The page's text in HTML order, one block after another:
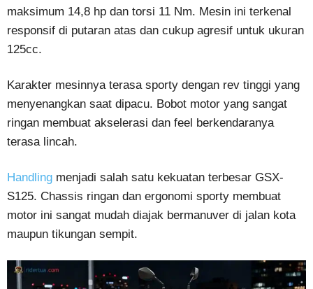
maksimum 14,8 hp dan torsi 11 Nm. Mesin ini terkenal
responsif di putaran atas dan cukup agresif untuk ukuran
125cc.
Karakter mesinnya terasa sporty dengan rev tinggi yang
menyenangkan saat dipacu. Bobot motor yang sangat
ringan membuat akselerasi dan feel berkendaranya
terasa lincah.
Handling menjadi salah satu kekuatan terbesar GSX-
S125. Chassis ringan dan ergonomi sporty membuat
motor ini sangat mudah diajak bermanuver di jalan kota
maupun tikungan sempit.